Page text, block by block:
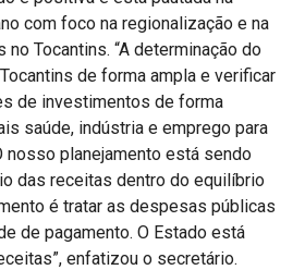
com foco na regionalização e na
Tocantins. “A determinação do
de forma ampla e verificar
de investimentos de forma
saúde, indústria e emprego para
nosso planejamento está sendo
das receitas dentro do equilíbrio
é tratar as despesas públicas
de pagamento. O Estado está
enfatizou o secretário.